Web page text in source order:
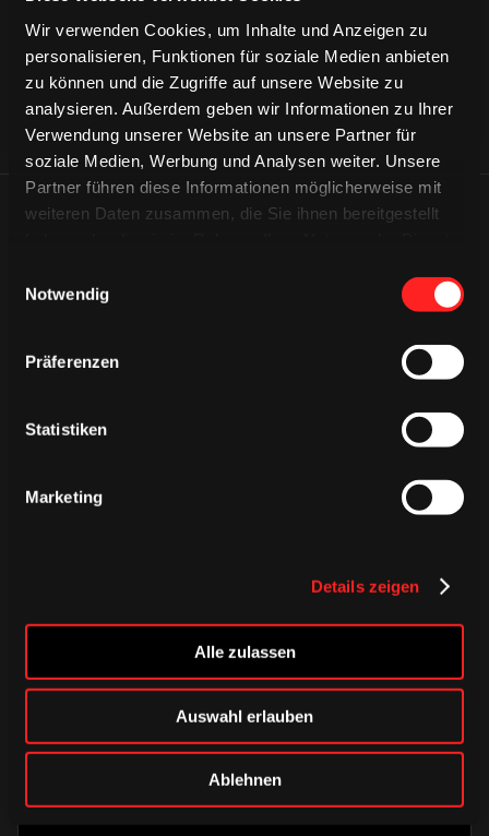
Wir verwenden Cookies, um Inhalte und Anzeigen zu
personalisieren, Funktionen für soziale Medien anbieten
zu können und die Zugriffe auf unsere Website zu
analysieren. Außerdem geben wir Informationen zu Ihrer
Verwendung unserer Website an unsere Partner für
soziale Medien, Werbung und Analysen weiter. Unsere
Partner führen diese Informationen möglicherweise mit
weiteren Daten zusammen, die Sie ihnen bereitgestellt
Notwendig
Präferenzen
Statistiken
Marketing
Details zeigen
Alle zulassen
Auswahl erlauben
Ablehnen
ÄHNLICHE NEWS
Alle Infos zum öffentlichen
Trainingsauftakt am Sonntag im
Haie-Zentrum
Saison 2026/2027